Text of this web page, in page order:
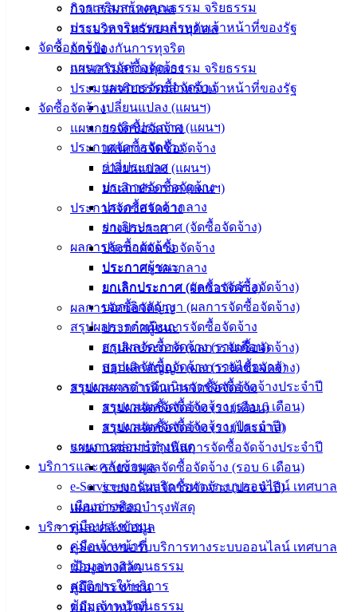
การเสริมสร้างคุณธรรม จริยธรรม
ประมวลจริยธรรมสำหรับเจ้าหน้าที่ของรัฐ
จัดซื้อจัดจ้าง
แผนการจัดซื้อจัดจ้าง
แผนการจัดซื้อจัดจ้าง
เปลี่ยนแปลง (แผนฯ)
ยกเลิกประกาศ (แผนฯ)
ประกาศจัดซื้อจัดจ้าง
ร่างประกาศ
ประกาศจัดซื้อจัดจ้าง
ประกาศราคากลาง
ยกเลิกประกาศ (จัดซื้อจัดจ้าง)
ผลการจัดซื้อจัดจ้าง
ประกาศผู้ชนะ
ยกเลิกประกาศ (ผลการจัดซื้อจัดจ้าง)
บอกเลิกสัญญา (ผลการจัดซื้อจัดจ้าง)
สรุปผลการดำเนินการจัดซื้อจัดจ้าง
สรุปผลจัดซื้อจัดจ้าง (รายเดือน)
สรุปผลจัดซื้อจัดจ้าง (รายไตรมาส)
รายงานผลการดำเนินการจัดซื้อจัดจ้างประจำปี
รายงานผลจัดซื้อจัดจ้าง (รอบ 6 เดือน)
รายงานผลจัดซื้อจัดจ้าง (ประจำปี)
แผนการซ่อมบำรุงพัสดุ
บริการและคลังข้อมูล
e-Service ขอรับบริการทางระบบออนไลน์ เทศบาล
เมืองอ่างศิลา
คู่มือประชาชน
คู่มือเจ้าหน้าที่
ข้อมูลทางวัฒนธรรม
สถิติการให้บริการ
ข้อมูลทางวัฒนธรรม
กิจการสภาเทศบาล
การบริหารทรัพยากรบุคคล
การป้องกันการทุจริต
การเสริมสร้างคุณธรรม จริยธรรม
ประมวลจริยธรรมสำหรับเจ้าหน้าที่ของรัฐ
จัดซื้อจัดจ้าง
แผนการจัดซื้อจัดจ้าง
แผนการจัดซื้อจัดจ้าง
เปลี่ยนแปลง (แผนฯ)
ยกเลิกประกาศ (แผนฯ)
ประกาศจัดซื้อจัดจ้าง
ร่างประกาศ
ประกาศจัดซื้อจัดจ้าง
ประกาศราคากลาง
ยกเลิกประกาศ (จัดซื้อจัดจ้าง)
ผลการจัดซื้อจัดจ้าง
ประกาศผู้ชนะ
ยกเลิกประกาศ (ผลการจัดซื้อจัดจ้าง)
บอกเลิกสัญญา (ผลการจัดซื้อจัดจ้าง)
สรุปผลการดำเนินการจัดซื้อจัดจ้าง
สรุปผลจัดซื้อจัดจ้าง (รายเดือน)
สรุปผลจัดซื้อจัดจ้าง (รายไตรมาส)
รายงานผลการดำเนินการจัดซื้อจัดจ้างประจำปี
รายงานผลจัดซื้อจัดจ้าง (รอบ 6 เดือน)
รายงานผลจัดซื้อจัดจ้าง (ประจำปี)
แผนการซ่อมบำรุงพัสดุ
บริการและคลังข้อมูล
e-Service ขอรับบริการทางระบบออนไลน์ เทศบาล
เมืองอ่างศิลา
คู่มือประชาชน
คู่มือเจ้าหน้าที่
ประวัติ
เทศบาล
ผู้บริหาร
หัวหน้า
ส่วน
ราชการ
สงวนลิขสิทธิ์ © 2563 เทศบาลเมืองอ่างศิลา จังหวัดชลบุรี |
angsilacity.go.th | Powered byBuuscript